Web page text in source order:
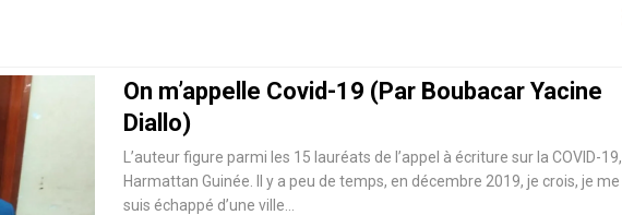
On m’appelle Covid-19 (Par Boubacar Yacine
Diallo)
L’auteur figure parmi les 15 lauréats de l’appel à écriture sur la COVID-19,
Harmattan Guinée. Il y a peu de temps, en décembre 2019, je crois, je me
suis échappé d’une ville